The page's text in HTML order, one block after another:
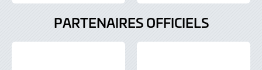
PARTENAIRES OFFICIELS